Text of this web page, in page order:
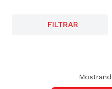
FILTRAR